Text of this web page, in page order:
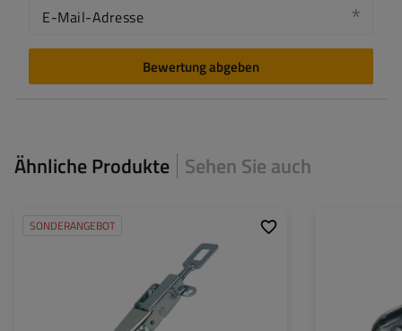
E-Mail-Adresse
Bewertung abgeben
Ähnliche Produkte Sehen Sie auch
SONDERANGEBOT
242 mm
Verschlussbreite: